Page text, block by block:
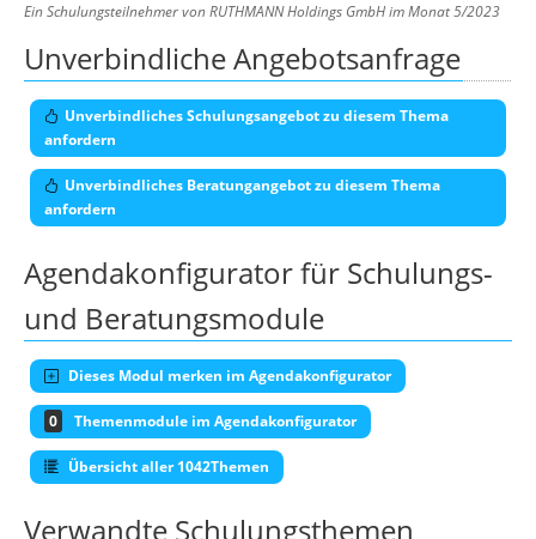
Ein Schulungsteilnehmer von RUTHMANN Holdings GmbH im Monat 5/2023
Unverbindliche Angebotsanfrage
Unverbindliches Schulungsangebot zu diesem Thema
anfordern
Unverbindliches Beratungangebot zu diesem Thema
anfordern
Agendakonfigurator für Schulungs-
und Beratungsmodule
Dieses Modul merken im Agendakonfigurator
0 Themenmodule im Agendakonfigurator
Übersicht aller 1042Themen
Verwandte Schulungsthemen